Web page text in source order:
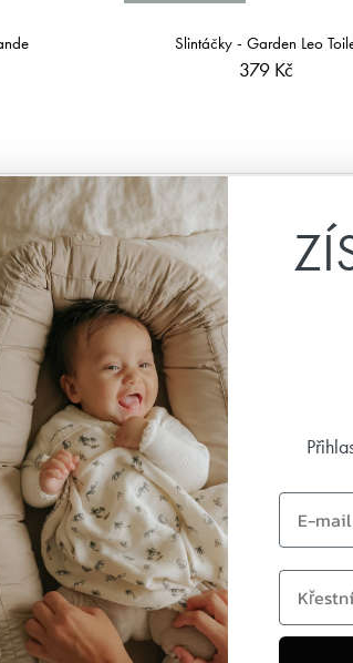
Slintáčky - Garden Leo
379 Kč
Následuj nás
Facebook
Instagram
TikTok
Pinterest
Youtube
Linkedin
Email
first name